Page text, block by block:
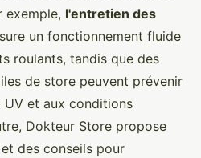
exemple, l'entretien des
un fonctionnement fluide
roulants, tandis que des
de store peuvent prévenir
et aux conditions
Dokteur Store propose
des conseils pour